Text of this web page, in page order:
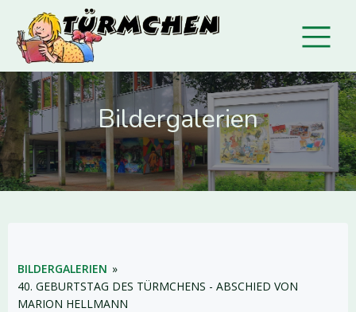
Bildergalerien
BILDERGALERIEN »
40. GEBURTSTAG DES TÜRMCHENS - ABSCHIED VON
MARION HELLMANN